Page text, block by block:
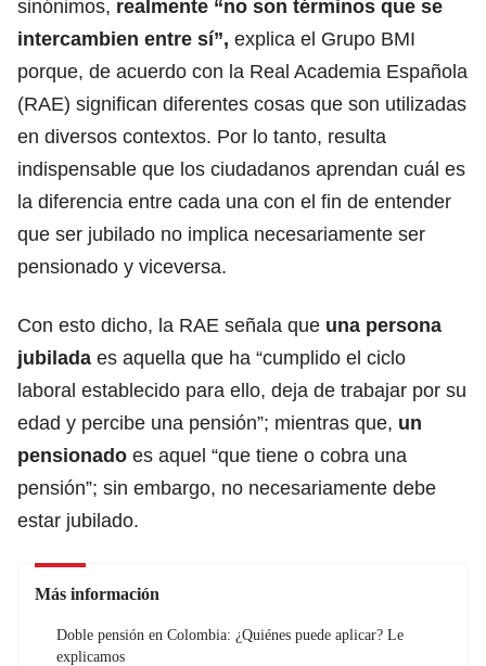
sinónimos, realmente “no son términos que se
intercambien entre sí”, explica el Grupo BMI
porque, de acuerdo con la Real Academia Española
(RAE) significan diferentes cosas que son utilizadas
en diversos contextos. Por lo tanto, resulta
indispensable que los ciudadanos aprendan cuál es
la diferencia entre cada una con el fin de entender
que ser jubilado no implica necesariamente ser
pensionado y viceversa.
Con esto dicho, la RAE señala que una persona
jubilada es aquella que ha “cumplido el ciclo
laboral establecido para ello, deja de trabajar por su
edad y percibe una pensión”; mientras que, un
pensionado es aquel “que tiene o cobra una
pensión”; sin embargo, no necesariamente debe
estar jubilado.
Más información
Doble pensión en Colombia: ¿Quiénes puede aplicar? Le
explicamos